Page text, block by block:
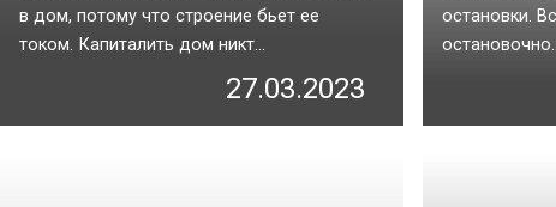
в дом, потому что строение бьет ее
током. Капиталить дом никт...
27.03.2023
остановки.